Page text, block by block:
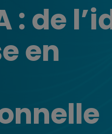
: de
en